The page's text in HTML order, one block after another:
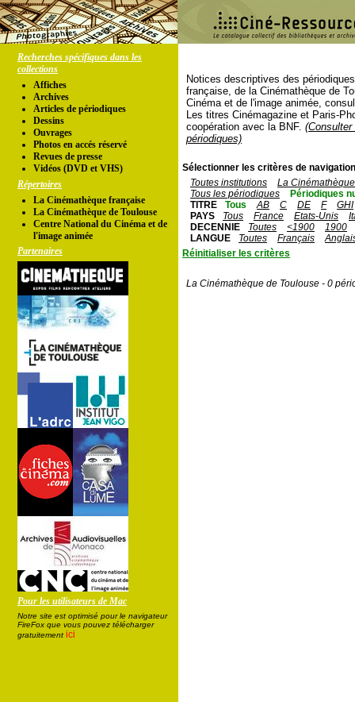
Recherches spécifiques dans les
collections
Affiches
Archives
Articles de périodiques
Dessins
Ouvrages
Photos en accés réservé
Revues de presse
Vidéos (DVD et VHS)
Répertoires
La Cinémathèque française
La Cinémathèque de Toulouse
Centre National du Cinéma et de
l'image animée
Partenaires
Pour les utilisateurs de Mac
Notre site est optimisé pour le navigateur
FireFox que vous pouvez télécharger
gratuitement ici
Notices descriptives des
française, de la Cinémathèque de
Cinéma et de l'image animée,
Les titres Cinémagazine et Paris-
coopération avec la BNF.
périodiques)
Sélectionner les critères de
Toutes institutions
La
Tous les périodiques
Périodiques
TITRE
Tous AB C DE F
GHI
PAYS
Tous France Etats-Unis
DECENNIE
Toutes <1900
1900
LANGUE
Toutes Français
Réinitialiser les critères
La Cinémathèque de Toulouse - 0